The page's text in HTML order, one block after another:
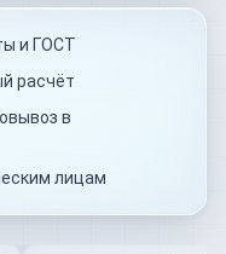
и ГОСТ
расчёт
в
лицам